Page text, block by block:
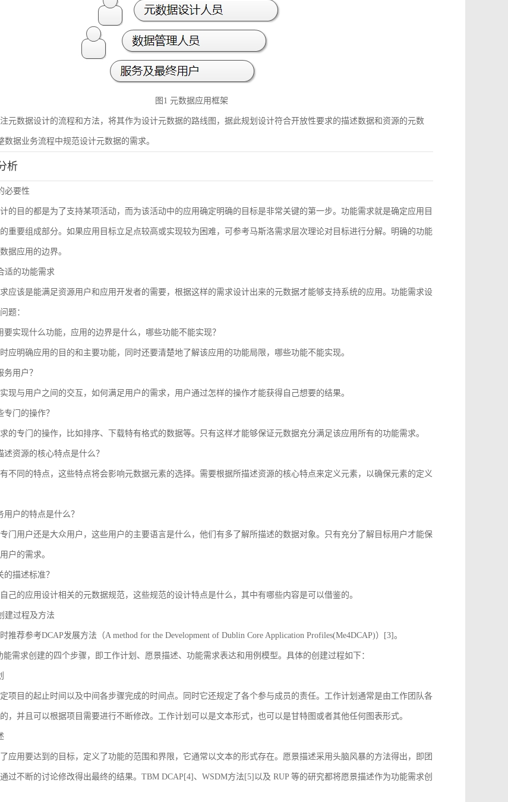
图1 元数据应用框架
元数据设计的流程和方法，将其作为设计元数据的路线图，据此规划设计符合开放性要求的描述数据和资源的元数
数据业务流程中规范设计元数据的需求。
析
必要性
的目的都是为了支持某项活动，而为该活动中的应用确定明确的目标是非常关键的第一步。功能需求就是确定应用目
重要组成部分。如果应用目标立足点较高或实现较为困难，可参考马斯洛需求层次理论对目标进行分解。明确的功能
据应用的边界。
适的功能需求
应该是能满足资源用户和应用开发者的需要，根据这样的需求设计出来的元数据才能够支持系统的应用。功能需求设
题：
要实现什么功能，应用的边界是什么，哪些功能不能实现？
应明确应用的目的和主要功能，同时还要清楚地了解该应用的功能局限，哪些功能不能实现。
用户？
现与用户之间的交互，如何满足用户的需求，用户通过怎样的操作才能获得自己想要的结果。
门的操作？
的专门的操作，比如排序、下载特有格式的数据等。只有这样才能够保证元数据充分满足该应用所有的功能需求。
述资源的核心特点是什么？
不同的特点，这些特点将会影响元数据元素的选择。需要根据所描述资源的核心特点来定义元素，以确保元素的定义
用户的特点是什么？
门用户还是大众用户，这些用户的主要语言是什么，他们有多了解所描述的数据对象。只有充分了解目标用户才能保
户的需求。
描述标准？
己的应用设计相关的元数据规范，这些规范的设计特点是什么，其中有哪些内容是可以借鉴的。
建过程及方法
推荐参考DCAP发展方法（A method for the Development of Dublin Core Application Profiles(Me4DCAP)）[3]。
能需求创建的四个步骤，即工作计划、愿景描述、功能需求表达和用例模型。具体的创建过程如下：
项目的起止时间以及中间各步骤完成的时间点。同时它还规定了各个参与成员的责任。工作计划通常是由工作团队各
，并且可以根据项目需要进行不断修改。工作计划可以是文本形式，也可以是甘特图或者其他任何图表形式。
应用要达到的目标，定义了功能的范围和界限，它通常以文本的形式存在。愿景描述采用头脑风暴的方法得出，即团
过不断的讨论修改得出最终的结果。TBM DCAP[4]、WSDM方法[5]以及 RUP 等的研究都将愿景描述作为功能需求创